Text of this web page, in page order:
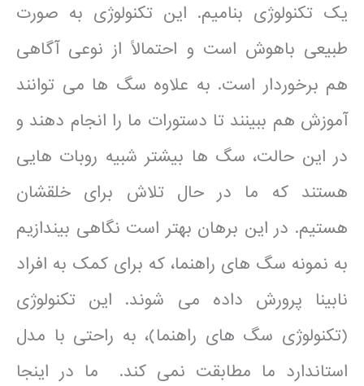
یک تکنولوژی بنامیم. این تکنولوژی به صورت
طبیعی باهوش است و احتمالاً از نوعی آگاهی
هم برخوردار است. به علاوه سگ ها می توانند
آموزش هم ببینند تا دستورات ما را انجام دهند و
در این حالت، سگ ها بیشتر شبیه روبات هایی
هستند که ما در حال تلاش برای خلقشان
هستیم. در این برهان بهتر است نگاهی بیندازیم
به نمونه سگ های راهنما، که برای کمک به افراد
نابینا پرورش داده می شوند. این تکنولوژی
(تکنولوژی سگ های راهنما)، به راحتی با مدل
استاندارد ما مطابقت نمی کند. ما در اینجا